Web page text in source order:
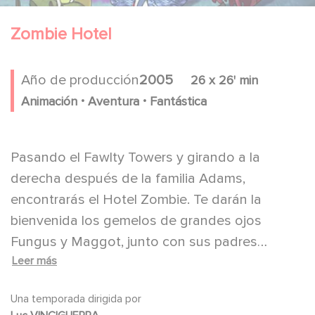
Zombie Hotel
Año de producción2005
26 x 26' min
Animación . Aventura . Fantástica
Pasando el Fawlty Towers y girando a la
derecha después de la familia Adams,
encontrarás el Hotel Zombie. Te darán la
bienvenida los gemelos de grandes ojos
Fungus y Maggot, junto con sus padres
zombies, Rictus y Funerella, y un equipo de
agotan las rarezas. Pero no te preocupes, los
Leer más
Una temporada dirigida por